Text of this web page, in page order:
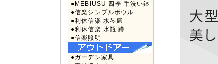
●MEBIUSU 四季 手洗い鉢
●信楽シンプルボウル
●利休信楽 水琴窟
●利休信楽 水瓶 蹲
●信楽照明
●ガーデン家具